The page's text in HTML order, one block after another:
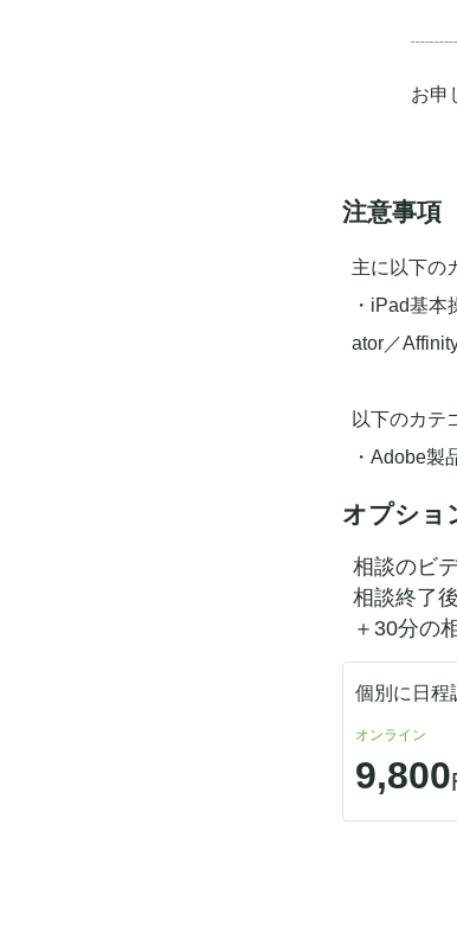
お申
注意事項
主に以下の
・iPad基
ator／
以下のカテ
・Adobe製
オプショ
相談のビ
相談終了
＋30分の
個別に日程
オンライン
9,800